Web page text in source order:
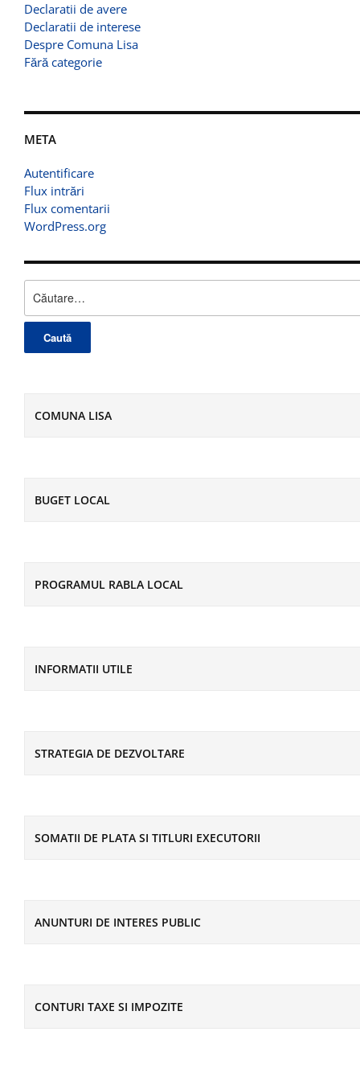
Declaratii de avere
Declaratii de interese
Despre Comuna Lisa
Fără categorie
META
Autentificare
Flux intrări
Flux comentarii
WordPress.org
după:
COMUNA LISA
BUGET LOCAL
PROGRAMUL RABLA LOCAL
INFORMATII UTILE
STRATEGIA DE DEZVOLTARE
SOMATII DE PLATA SI TITLURI EXECUTORII
ANUNTURI DE INTERES PUBLIC
CONTURI TAXE SI IMPOZITE